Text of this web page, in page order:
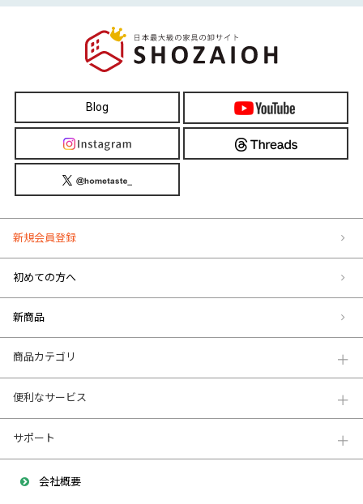
Blog
新規会員登録
初めての方へ
新商品
商品カテゴリ
便利なサービス
サポート
会社概要